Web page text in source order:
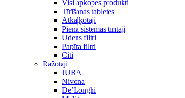
Visi apkopes produkti
Tīrīšanas tabletes
Atkaļķotāji
Piena sistēmas tīrītāji
Ūdens filtri
Papīra filtri
Citi
Ražotāji
JURA
Nivona
De’Longhi